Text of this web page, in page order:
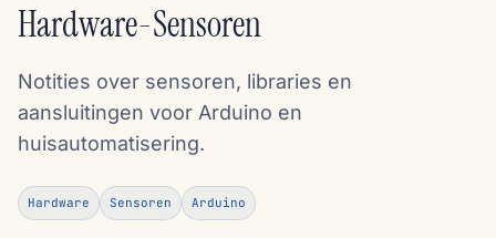
Hardware-Sensoren
Notities over sensoren, libraries en
aansluitingen voor Arduino en
huisautomatisering.
Hardware Sensoren Arduino